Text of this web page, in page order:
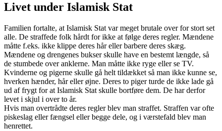
Livet under Islamisk Stat
Familien fortalte, at Islamisk Stat var meget brutale over for stort set
alle. De straffede folk hårdt for ikke at følge deres regler. Mændene
måtte f.eks. ikke klippe deres hår eller barbere deres skæg.
Mændene og drengenes bukser skulle have en bestemt længde, så
de stumbede over anklerne. Man måtte ikke ryge eller se TV.
Kvinderne og pigerne skulle gå helt tildækket så man ikke kunne se,
hverken hænder, hår eller øjne. Deres to piger turde de ikke lade gå
ud af frygt for at Islamisk Stat skulle bortføre dem. De har derfor
levet i skjul i over to år.
Hvis man overtrådte deres regler blev man straffet. Straffen var ofte
piskeslag eller fængsel eller begge dele, og i værstefald blev man
henrettet.